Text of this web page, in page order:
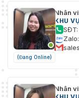
(Đang Online)
Nhân
KHU
Nhân